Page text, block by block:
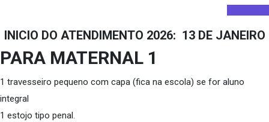
INICIO DO ATENDIMENTO 2026: 13 DE JANEIRO
PARA MATERNAL 1
1 travesseiro pequeno com capa (fica na escola) se for aluno
integral
1 estojo tipo penal.